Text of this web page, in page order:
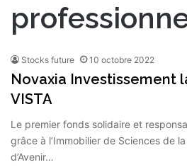
Stocks future 10 octobre 2022
Novaxia Investissement
VISTA
Le premier fonds solidaire et
grâce à l’Immobilier de Sciences de
d’Avenir…